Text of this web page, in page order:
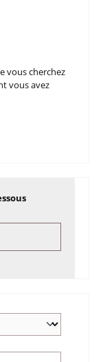
vous cherchez
vous avez